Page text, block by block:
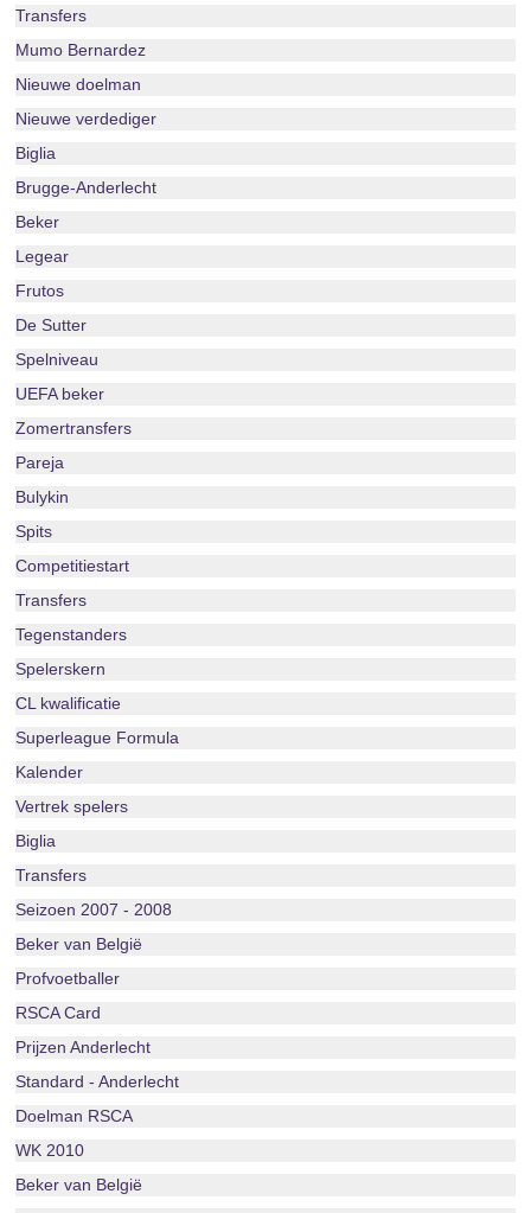
Transfers
Mumo Bernardez
Nieuwe doelman
Nieuwe verdediger
Biglia
Brugge-Anderlecht
Beker
Legear
Frutos
De Sutter
Spelniveau
UEFA beker
Zomertransfers
Pareja
Bulykin
Spits
Competitiestart
Transfers
Tegenstanders
Spelerskern
CL kwalificatie
Superleague Formula
Kalender
Vertrek spelers
Biglia
Transfers
Seizoen 2007 - 2008
Beker van België
Profvoetballer
RSCA Card
Prijzen Anderlecht
Standard - Anderlecht
Doelman RSCA
WK 2010
Beker van België